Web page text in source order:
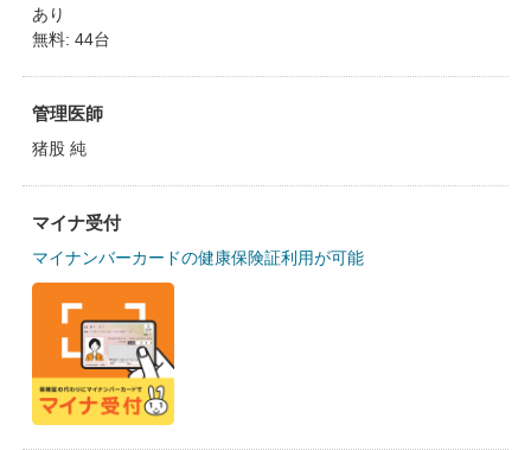
あり
無料: 44台
管理医師
猪股 純
マイナ受付
マイナンバーカードの健康保険証利用が可能